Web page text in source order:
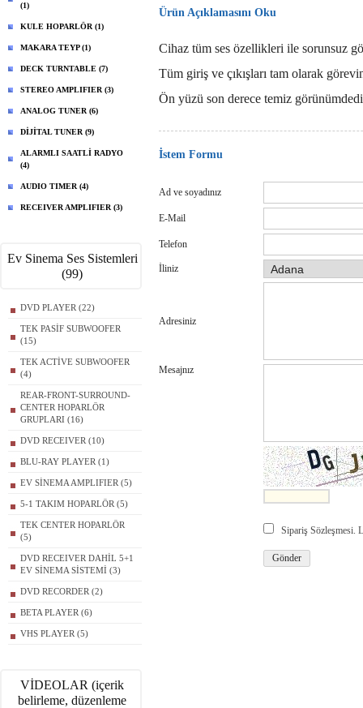
(1)
KULE HOPARLÖR (1)
MAKARA TEYP (1)
DECK TURNTABLE (7)
STEREO AMPLIFIER (3)
ANALOG TUNER (6)
DİJİTAL TUNER (9)
ALARMLI SAATLİ RADYO
(4)
AUDIO TIMER (4)
RECEIVER AMPLIFIER (3)
Ev Sinema Ses Sistemleri
(99)
DVD PLAYER (22)
TEK PASİF SUBWOOFER
(15)
TEK ACTİVE SUBWOOFER
(4)
REAR-FRONT-SURROUND-
CENTER HOPARLÖR
GRUPLARI (16)
DVD RECEIVER (10)
BLU-RAY PLAYER (1)
EV SİNEMA AMPLIFIER (5)
5-1 TAKIM HOPARLÖR (5)
TEK CENTER HOPARLÖR
(5)
DVD RECEIVER DAHİL 5+1
EV SİNEMA SİSTEMİ (3)
DVD RECORDER (2)
BETA PLAYER (6)
VHS PLAYER (5)
VİDEOLAR (içerik
belirleme, düzenleme
Ürün Açıklamasını Oku
Cihaz tüm ses özellikleri ile sorunsuz
Tüm giriş ve çıkışları tam olarak
Ön yüzü son derece temiz
İstem Formu
Ad ve soyadınız
E-Mail
Telefon
İliniz
Adresiniz
Mesajnız
Sipariş